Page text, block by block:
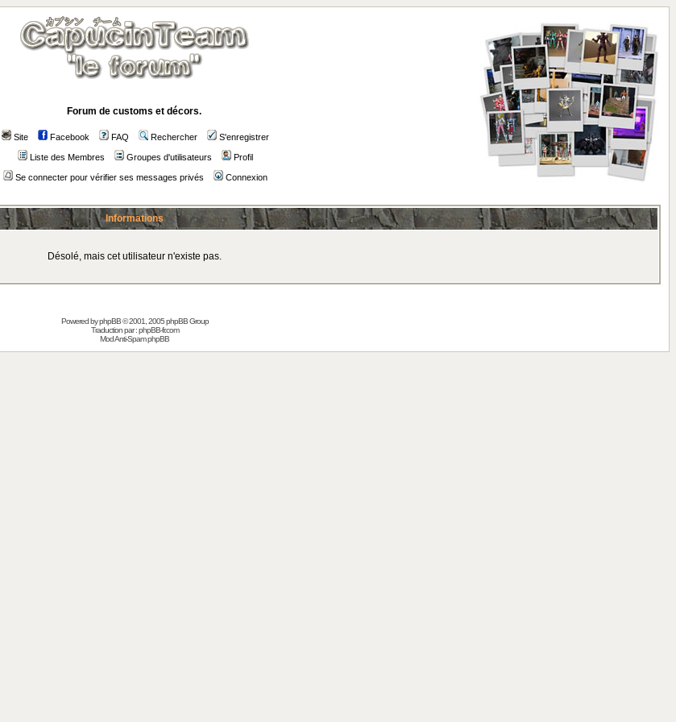
Forum de customs et décors.
Site Facebook FAQ Rechercher S'enregistrer
Liste des Membres Groupes d'utilisateurs Profil
Se connecter pour vérifier ses messages privés
Connexion
Informations
Désolé, mais cet utilisateur n'existe pas.
Powered byphpBB© 2001, 2005 phpBB Group
Traduction par :phpBB-fr.com
Mod Anti-Spam phpBB